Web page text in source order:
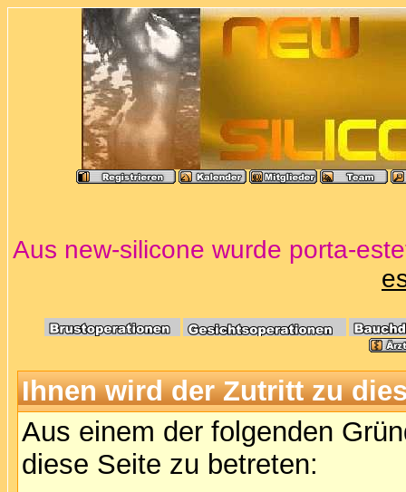
Aus new-silicone wurde porta-
Ihnen wird der Zutritt zu
Aus einem der folgenden
diese Seite zu betreten: